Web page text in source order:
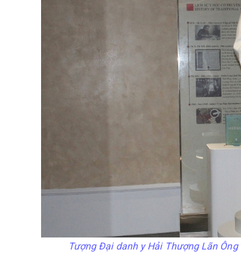
Tượng Đại danh y Hải Thượng Lãn